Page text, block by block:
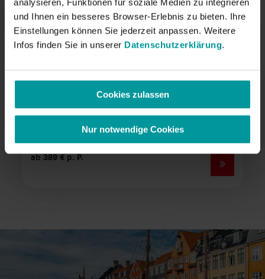
analysieren, Funktionen für soziale Medien zu integrieren
und Ihnen ein besseres Browser-Erlebnis zu bieten. Ihre
Einstellungen können Sie jederzeit anpassen. Weitere
Infos finden Sie in unserer Datenschutzerklärung.
Cookies zulassen
Nur notwendige Cookies
Service
Über uns
lernt, wie Biodiversität heute ohne Eingriff in
Lebensräume erfasst wird.
Inklusivleistungen:
Teilnehmenden
ab 389 € p. P.